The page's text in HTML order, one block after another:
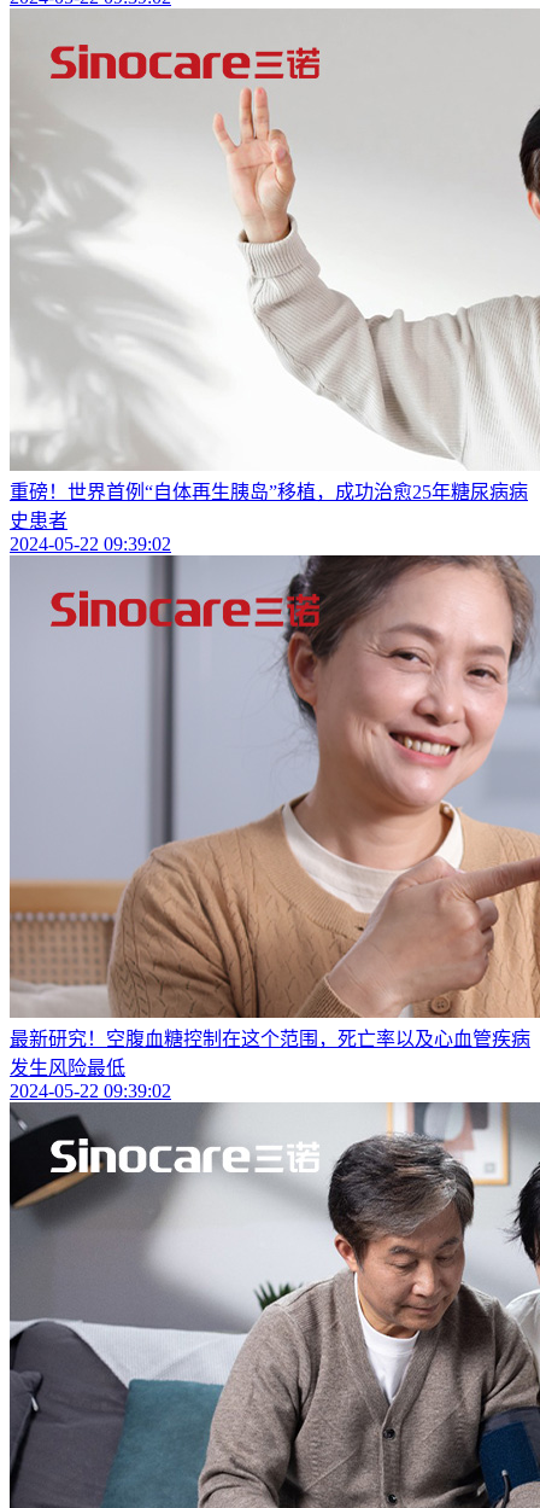
重磅！世界首例“自体再生胰岛”移植，成功治愈25年糖尿病病
史患者
2024-05-22 09:39:02
最新研究！空腹血糖控制在这个范围，死亡率以及心血管疾病
发生风险最低
2024-05-22 09:39:02